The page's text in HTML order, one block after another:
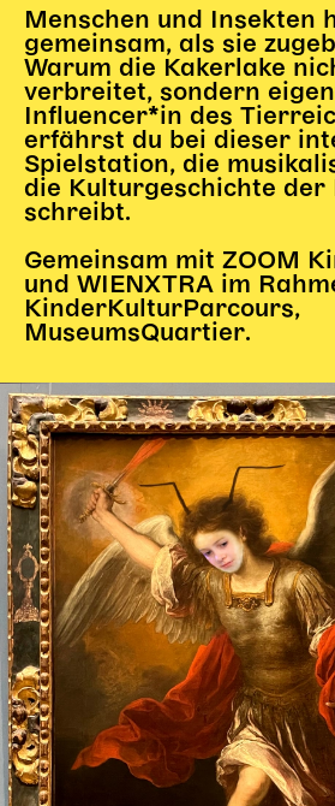
Newsletter für pädagogische
DIGITALE BÜHNE
Gl!tch4
Wem gehört die Bühne?
House of Hybrid Rebels
HAUS
Über Uns
Team
Künstler*innen 2025/26
Bühnen + Studios
Leitlinien
Kulturpatenschaft
Partner*innen
20 Jahre Dschungel Wien
SERVICE
Karten + Preise
Anfahrt
Vermietung
Café
Menschen und Insekten
gemeinsam, als sie
Warum die Kakerlake
verbreitet, sondern
Influencer*in des
erfährst du bei dieser
Spielstation, die
die Kulturgeschichte der
schreibt.
Gemeinsam mit ZOOM
und WIENXTRA im
KinderKulturParcours,
MuseumsQuartier.